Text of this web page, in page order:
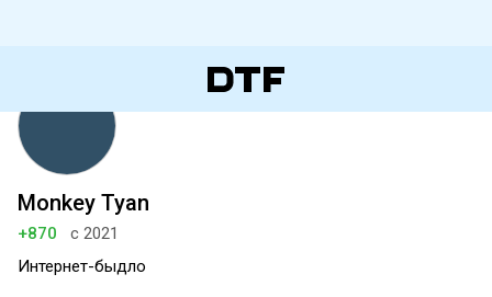
Monkey Tyan
+870
с 2021
Интернет-быдло